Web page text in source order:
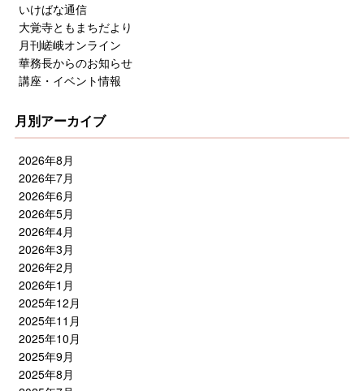
いけばな通信
大覚寺ともまちだより
月刊嵯峨オンライン
華務長からのお知らせ
講座・イベント情報
月別アーカイブ
2026年8月
2026年7月
2026年6月
2026年5月
2026年4月
2026年3月
2026年2月
2026年1月
2025年12月
2025年11月
2025年10月
2025年9月
2025年8月